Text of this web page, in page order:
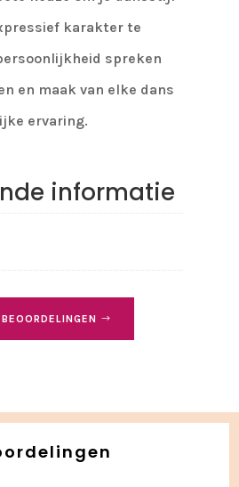
karakter te
spreken
en maak van elke dans
ervaring.
informatie